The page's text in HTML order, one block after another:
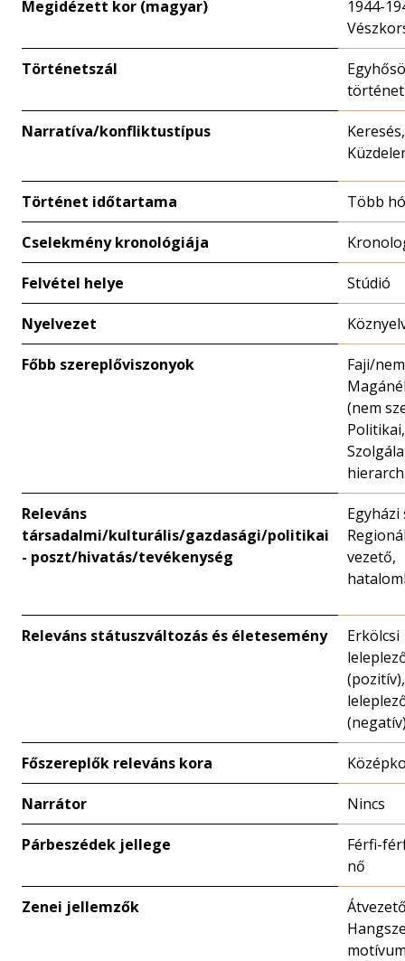
Megidézett kor (magyar)
1944-
Történetszál
történet
Narratíva/konfliktustípus
Keresés,
Történet időtartama Több
Cselekmény kronológiája
Felvétel helye Stúdió
Nyelvezet
Főbb szereplőviszonyok
Faji/
(nem
Politikai,
Releváns
társadalmi/kulturális/gazdasági/politikai
- poszt/hivatás/tevékenység
Egyházi
vezető,
Releváns státuszváltozás és életesemény
Erkölcsi
Főszereplők releváns kora
Narrátor Nincs
Párbeszédek jellege
Férfi-
nő
Zenei jellemzők